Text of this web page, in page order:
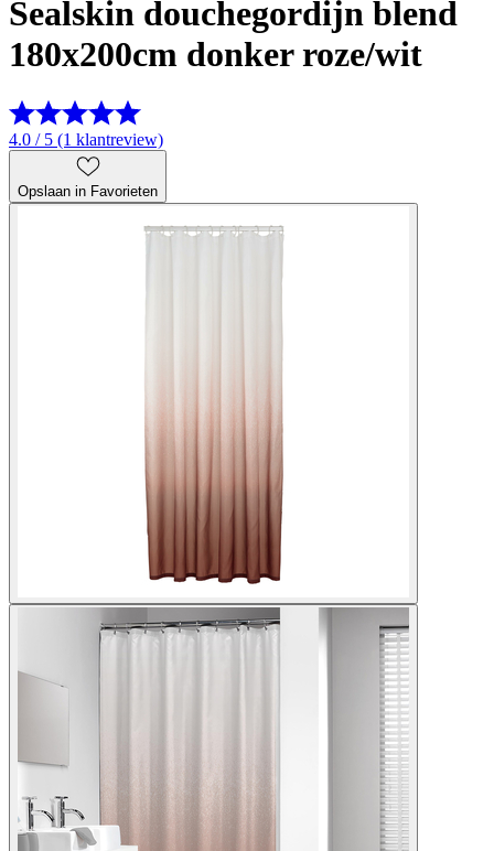
Sealskin douchegordijn blend
180x200cm donker roze/wit
4.0 / 5 (1 klantreview)
Opslaan in Favorieten